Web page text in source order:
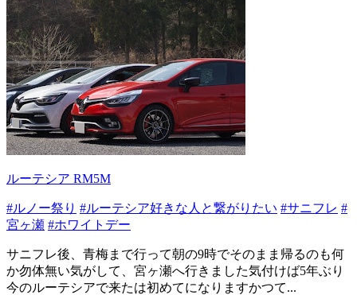
ルーテシア RM5M
#ルノー祭り #ルーテシア好きな人と繋がりたい #サニフレ #
宮ヶ瀬 #ホワイトデー
サニフレ後、青梅まで行って朝の9時でそのまま帰るのも何
か勿体無い気がして、宮ヶ瀬へ行きました気付けば5年ぶり
今のルーテシアで来たは初めてになりますかつて...